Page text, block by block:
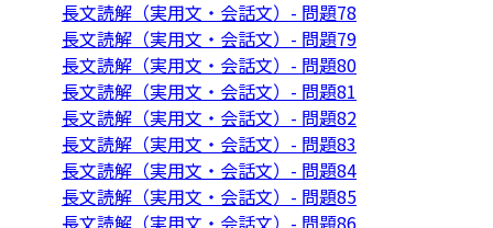
長文読解（実用文・会話文）- 問題78
長文読解（実用文・会話文）- 問題79
長文読解（実用文・会話文）- 問題80
長文読解（実用文・会話文）- 問題81
長文読解（実用文・会話文）- 問題82
長文読解（実用文・会話文）- 問題83
長文読解（実用文・会話文）- 問題84
長文読解（実用文・会話文）- 問題85